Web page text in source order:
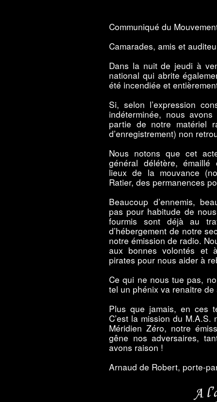
Communiqué du
Camarades, amis et
Dans la nuit de jeudi à
national qui abrite
été incendiée et
Si, selon l’expression
indéterminée, nous
partie de notre matériel
d’enregistrement) non
Nous notons que cet
général délétère,
lieux de la mouvance
Ratier, des permanences
Beaucoup d’ennemis,
pas pour habitude de
fourmis sont déjà au
d’hébergement de notre
notre émission de radio.
aux bonnes volontés et
pirates pour nous aider à
Ce qui ne nous tue pas,
tel un phénix va renaitre
Plus que jamais, en ces
C’est la mission du
Méridien Zéro, notre
gêne nos adversaires,
avons raison !
Arnaud de Robert, porte-